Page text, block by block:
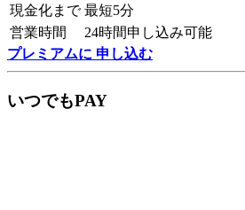
現金化まで 最短5分
営業時間
24時間申し込み可能
プレミアムに 申し込む
いつでもPAY